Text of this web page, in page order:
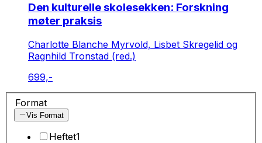
Den kulturelle skolesekken: Forskning
møter praksis
Charlotte Blanche Myrvold, Lisbet Skregelid og
Ragnhild Tronstad (red.)
699,-
Format
Vis Format
Heftet1